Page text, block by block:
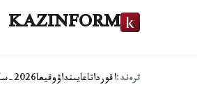
KAZINFORM
ترەند:اقورداتاعايىنداۋوقيعا2026-سايلاۋ